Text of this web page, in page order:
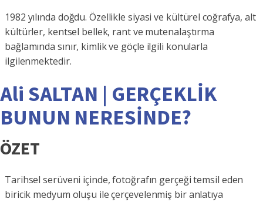
1982 yılında doğdu. Özellikle siyasi ve kültürel coğrafya, alt
kültürler, kentsel bellek, rant ve mutenalaştırma
bağlamında sınır, kimlik ve göçle ilgili konularla
ilgilenmektedir.
Ali SALTAN | GERÇEKLİK
BUNUN NERESİNDE?
ÖZET
Tarihsel serüveni içinde, fotoğrafın gerçeği temsil eden
biricik medyum oluşu ile çerçevelenmiş bir anlatıya